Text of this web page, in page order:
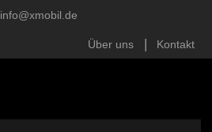
info@xmobil.de
Über uns Kontakt